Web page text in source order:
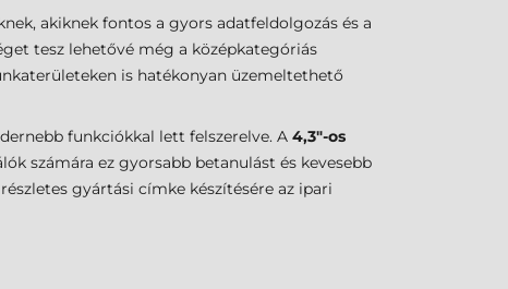
akiknek fontos a gyors adatfeldolgozás és a
tesz lehetővé még a középkategóriás
is hatékonyan üzemeltethető
funkciókkal lett felszerelve. A 4,3"-os
számára ez gyorsabb betanulást és kevesebb
gyártási címke készítésére az ipari